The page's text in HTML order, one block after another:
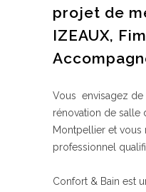
projet de
IZEAUX,
Vous envisagez de
rénovation de salle
Montpellier et vous
professionnel
Confort & Bain est